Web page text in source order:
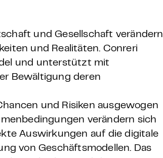
und Gesellschaft verändern
und Realitäten. Conreri
und unterstützt mit
Bewältigung deren
und Risiken ausgewogen
verändern sich
Auswirkungen auf die digitale
von Geschäftsmodellen. Das